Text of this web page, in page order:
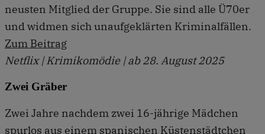
neusten Mitglied der Gruppe. Sie sind alle Ü70er
und widmen sich unaufgeklärten Kriminalfällen.
Zum Beitrag
Netflix | Krimikomödie | ab 28. August 2025
Zwei Gräber
Zwei Jahre nachdem zwei 16-jährige Mädchen
spurlos aus einem spanischen Küstenstädtchen